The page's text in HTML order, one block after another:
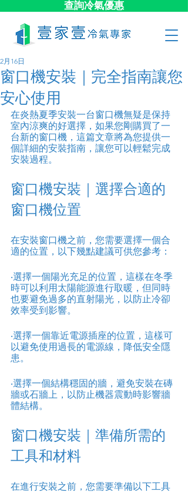
查詢冷氣優惠
窗口機安裝｜完全指南讓您
安心使用
2月16日
在炎熱夏季安裝一台窗口機無疑是保持
室內涼爽的好選擇，如果您剛購買了一
台新的窗口機，這篇文章將為您提供一
個詳細的安裝指南，讓您可以輕鬆完成
安裝過程。
窗口機安裝｜選擇合適的
窗口機位置
在安裝窗口機之前，您需要選擇一個合
適的位置，以下幾點建議可供您參考：
‧選擇一個陽光充足的位置，這樣在冬季
時可以利用太陽能源進行取暖，但同時
也要避免過多的直射陽光，以防止冷卻
效率受到影響。
‧選擇一個靠近電源插座的位置，這樣可
以避免使用過長的電源線，降低安全隱
患。
‧選擇一個結構穩固的牆，避免安裝在磚
牆或石牆上，以防止機器震動時影響牆
體結構。
窗口機安裝｜準備所需的
工具和材料
在進行安裝之前，您需要準備以下工具